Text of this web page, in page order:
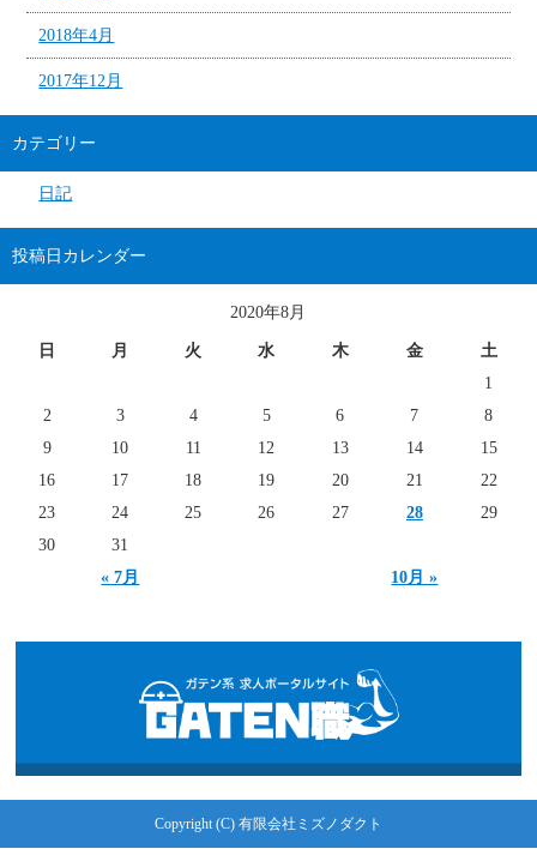
2018年4月
2017年12月
カテゴリー
日記
投稿日カレンダー
2020年8月
日 月 火 水 木 金 土
« 7月 10月 »
1
2
3 4 5 6 7
8
9
10 11 12 13 14
15
16
17 18 19 20 21
22
23
24 25 26 27 28
29
30
31
Copyright (C) 有限会社ミズノダクト